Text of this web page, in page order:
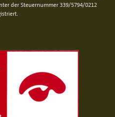
der Steuernummer 339/5794/0212